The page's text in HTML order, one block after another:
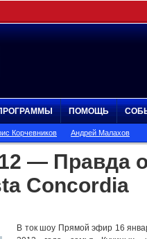
ПОМОЩЬ
Корчевников Андрей Малахов
— Правда
Concordia
В ток шоу Прямой эфир 16